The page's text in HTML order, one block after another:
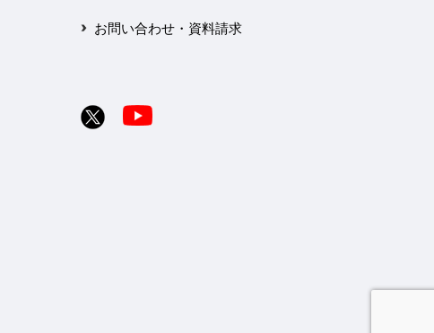
お問い合わせ・資料請求